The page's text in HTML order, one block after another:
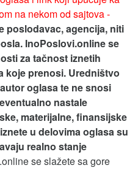
na nekom od sajtova -
poslodavac, agencija, niti
InoPoslovi.online se
za tačnost iznetih
koje prenosi. Uredništvo
oglasa te ne snosi
nastale
materijalne, finansijske
u delovima oglasa su
realno stanje
se slažete sa gore